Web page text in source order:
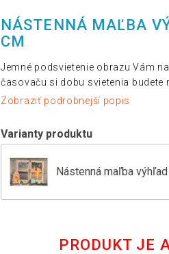
NÁSTENNÁ MAĽBA
CM
Jemné podsvietenie obrazu Vám
časovaču si dobu svietenia budete
Zobraziť podrobnejší popis
Varianty produktu
Nástenná maľba
PRODUKT JE